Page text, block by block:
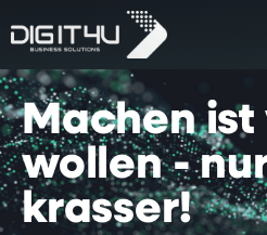
Machen ist
wollen -
krasser!